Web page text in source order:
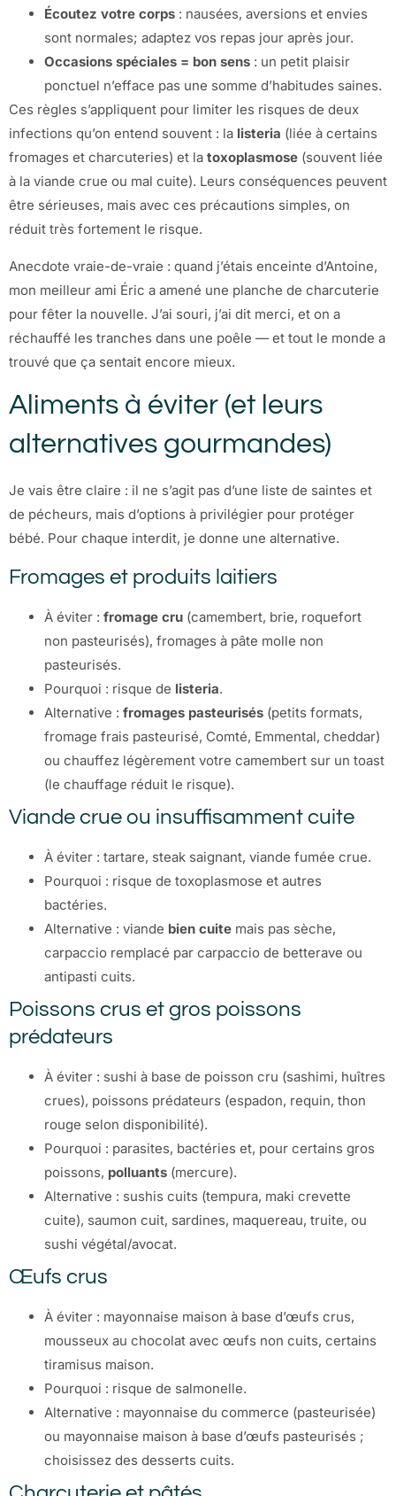
Écoutez votre corps : nausées, aversions et envies
sont normales; adaptez vos repas jour après jour.
Occasions spéciales = bon sens : un petit plaisir
ponctuel n’efface pas une somme d’habitudes saines.
Ces règles s’appliquent pour limiter les risques de deux
infections qu’on entend souvent : la listeria (liée à certains
fromages et charcuteries) et la toxoplasmose (souvent liée
à la viande crue ou mal cuite). Leurs conséquences peuvent
être sérieuses, mais avec ces précautions simples, on
réduit très fortement le risque.
Anecdote vraie-de-vraie : quand j’étais enceinte d’Antoine,
mon meilleur ami Éric a amené une planche de charcuterie
pour fêter la nouvelle. J’ai souri, j’ai dit merci, et on a
réchauffé les tranches dans une poêle — et tout le monde a
trouvé que ça sentait encore mieux.
Aliments à éviter (et leurs
alternatives gourmandes)
Je vais être claire : il ne s’agit pas d’une liste de saintes et
de pécheurs, mais d’options à privilégier pour protéger
bébé. Pour chaque interdit, je donne une alternative.
Fromages et produits laitiers
À éviter : fromage cru (camembert, brie, roquefort
non pasteurisés), fromages à pâte molle non
pasteurisés.
Pourquoi : risque de listeria.
Alternative : fromages pasteurisés (petits formats,
fromage frais pasteurisé, Comté, Emmental, cheddar)
ou chauffez légèrement votre camembert sur un toast
(le chauffage réduit le risque).
Viande crue ou insuffisamment cuite
À éviter : tartare, steak saignant, viande fumée crue.
Pourquoi : risque de toxoplasmose et autres
bactéries.
Alternative : viande bien cuite mais pas sèche,
carpaccio remplacé par carpaccio de betterave ou
antipasti cuits.
Poissons crus et gros poissons
prédateurs
À éviter : sushi à base de poisson cru (sashimi, huîtres
crues), poissons prédateurs (espadon, requin, thon
rouge selon disponibilité).
Pourquoi : parasites, bactéries et, pour certains gros
poissons, polluants (mercure).
Alternative : sushis cuits (tempura, maki crevette
cuite), saumon cuit, sardines, maquereau, truite, ou
sushi végétal/avocat.
Œufs crus
À éviter : mayonnaise maison à base d’œufs crus,
mousseux au chocolat avec œufs non cuits, certains
tiramisus maison.
Pourquoi : risque de salmonelle.
Alternative : mayonnaise du commerce (pasteurisée)
ou mayonnaise maison à base d’œufs pasteurisés ;
choisissez des desserts cuits.